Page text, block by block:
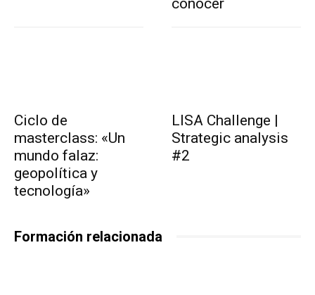
Ciclo de
masterclass: «Un
mundo falaz:
geopolítica y
tecnología»
LISA Challenge |
Strategic analysis
#2
Formación relacionada